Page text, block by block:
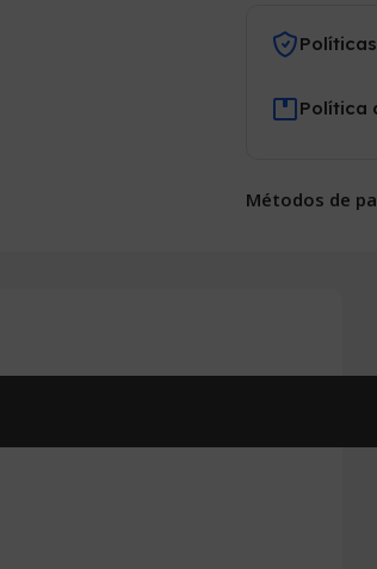
Política
Métodos de